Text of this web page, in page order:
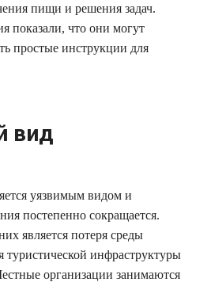
пищи и решения задач.
показали, что они могут
простые инструкции для
вид
уязвимым видом и
постепенно сокращается.
является потеря среды
туристической инфраструктуры
организации занимаются